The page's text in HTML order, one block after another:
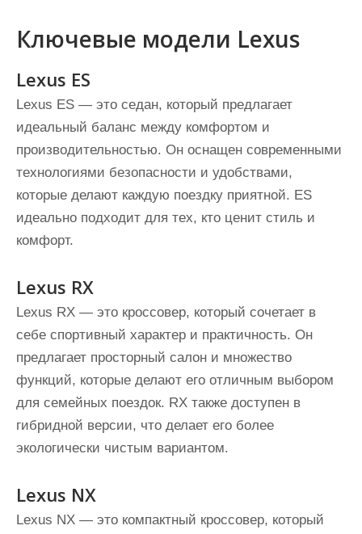
Ключевые модели Lexus
Lexus ES
Lexus ES — это седан, который предлагает
идеальный баланс между комфортом и
производительностью. Он оснащен современными
технологиями безопасности и удобствами,
которые делают каждую поездку приятной. ES
идеально подходит для тех, кто ценит стиль и
комфорт.
Lexus RX
Lexus RX — это кроссовер, который сочетает в
себе спортивный характер и практичность. Он
предлагает просторный салон и множество
функций, которые делают его отличным выбором
для семейных поездок. RX также доступен в
гибридной версии, что делает его более
экологически чистым вариантом.
Lexus NX
Lexus NX — это компактный кроссовер, который